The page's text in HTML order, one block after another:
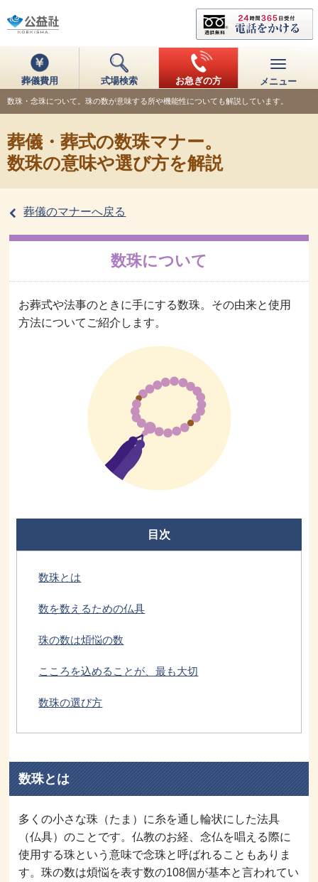
葬儀費用 式場検索 お急ぎの方 メニュー
数珠・念珠について。珠の数が意味する所や機能性についても解説しています。
葬儀・葬式の数珠マナー。
数珠の意味や選び方を解説
葬儀のマナーへ戻る
数珠について
お葬式や法事のときに手にする数珠。その由来と使用
方法についてご紹介します。
目次
数珠とは
数を数えるための仏具
珠の数は煩悩の数
こころを込めることが、最も大切
数珠の選び方
数珠とは
多くの小さな珠（たま）に糸を通し輪状にした法具
（仏具）のことです。仏教のお経、念仏を唱える際に
使用する珠という意味で念珠と呼ばれることもありま
す。珠の数は煩悩を表す数の108個が基本と言われてい